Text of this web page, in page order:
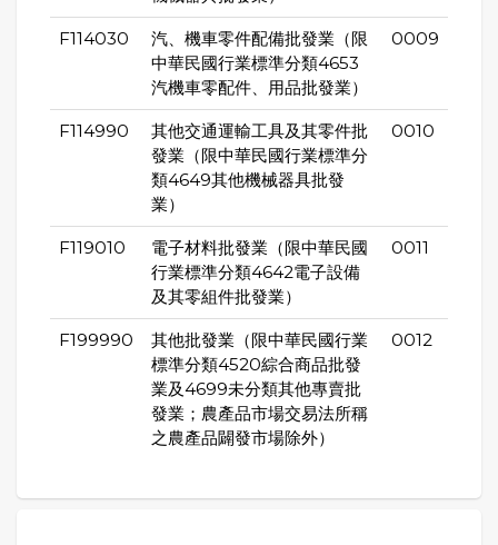
F114030
汽、機車零件配備批發業（限
中華民國行業標準分類4653
汽機車零配件、用品批發業）
0009
F114990
其他交通運輸工具及其零件批
發業（限中華民國行業標準分
類4649其他機械器具批發
業）
0010
F119010
電子材料批發業（限中華民國
行業標準分類4642電子設備
及其零組件批發業）
0011
F199990
其他批發業（限中華民國行業
標準分類4520綜合商品批發
業及4699未分類其他專賣批
發業；農產品市場交易法所稱
之農產品闢發市場除外）
0012